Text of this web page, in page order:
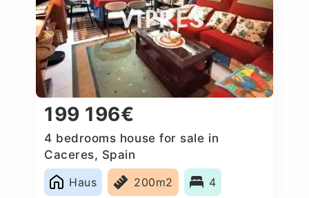
199 196€
4 bedrooms house for sale in
Caceres‎, Spain
Haus
200m2 4